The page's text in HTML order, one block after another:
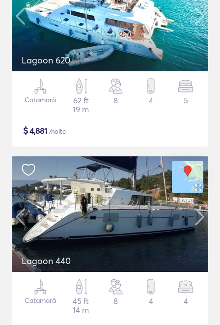
Lagoon 620
Catamarã
62 ft
19 m
8 4 5
$4,881 /noite
Lagoon 440
Catamarã
45 ft
14 m
8 4 4